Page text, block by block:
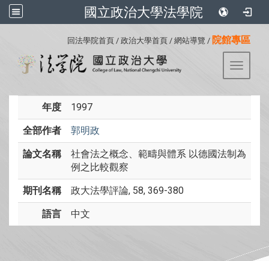
國立政治大學法學院
回法學院首頁 / 政治大學首頁 / 網站導覽 / 院館專區
Toggle
年度 1997
全部作者 郭明政
論文名稱
社會法之概念、範疇與體系 以德國法制為
例之比較觀察
期刊名稱 政大法學評論, 58, 369-380
語言 中文